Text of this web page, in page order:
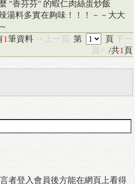
"香芬芬" 的蝦仁肉絲蛋炒飯
湯料多實在夠味！！！－－大大
1筆資料 <上一頁 第 頁 下一
頁> /共1頁
者登入會員後方能在網頁上看得